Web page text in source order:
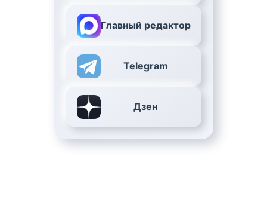
Главный редактор
Telegram
Дзен